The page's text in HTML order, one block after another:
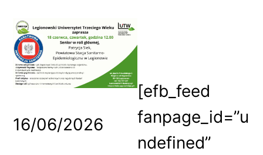
16/06/2026
[efb_feed
fanpage_id=”u
ndefined”